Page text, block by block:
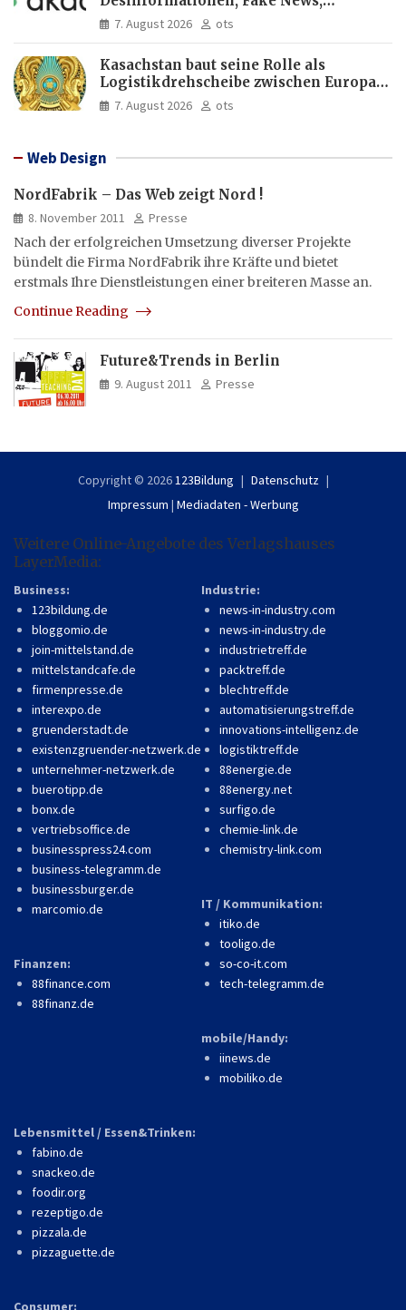
manipulierte Inhalte | dpa-Akademie
7. August 2026 ots
Kasachstan baut seine Rolle als
Logistikdrehscheibe zwischen Europa
und Asien aus
7. August 2026 ots
Web Design
NordFabrik – Das Web zeigt Nord !
8. November 2011
Presse
Nach der erfolgreichen Umsetzung diverser Projekte
bündelt die Firma NordFabrik ihre Kräfte und bietet
erstmals Ihre Dienstleistungen einer breiteren Masse an.
Continue Reading
Future&Trends in Berlin
9. August 2011 Presse
Copyright © 2026123Bildung
Datenschutz
Impressum | Mediadaten - Werbung
Weitere Online-Angebote des Verlagshauses
LayerMedia:
Business:
123bildung.de
bloggomio.de
join-mittelstand.de
mittelstandcafe.de
firmenpresse.de
interexpo.de
gruenderstadt.de
existenzgruender-netzwerk.de
unternehmer-netzwerk.de
buerotipp.de
bonx.de
vertriebsoffice.de
businesspress24.com
business-telegramm.de
businessburger.de
marcomio.de
Finanzen:
88finance.com
88finanz.de
Industrie:
news-in-industry.com
news-in-industry.de
industrietreff.de
packtreff.de
blechtreff.de
automatisierungstreff.de
innovations-intelligenz.de
logistiktreff.de
88energie.de
88energy.net
surfigo.de
chemie-link.de
chemistry-link.com
IT / Kommunikation:
itiko.de
tooligo.de
so-co-it.com
tech-telegramm.de
mobile/Handy:
iinews.de
mobiliko.de
Lebensmittel / Essen&Trinken:
fabino.de
snackeo.de
foodir.org
rezeptigo.de
pizzala.de
pizzaguette.de
Consumer: